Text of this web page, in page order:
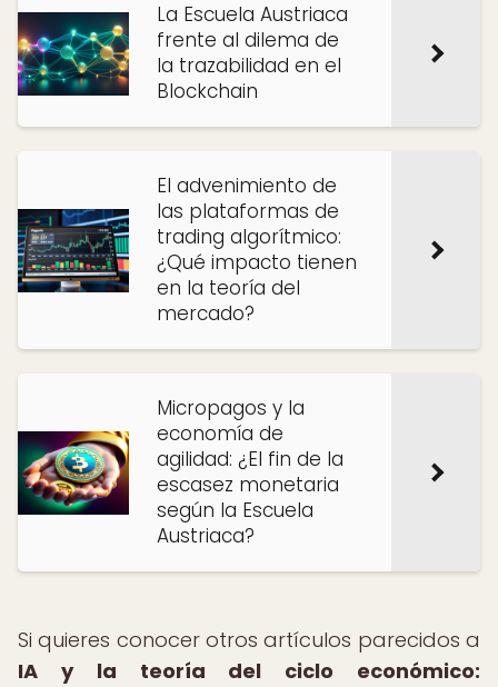
La Escuela Austriaca
frente al dilema de
la trazabilidad en el
Blockchain
El advenimiento de
las plataformas de
trading algorítmico:
¿Qué impacto tienen
en la teoría del
mercado?
Micropagos y la
economía de
agilidad: ¿El fin de la
escasez monetaria
según la Escuela
Austriaca?
Si quieres conocer otros artículos parecidos a
IA y la teoría del ciclo económico: